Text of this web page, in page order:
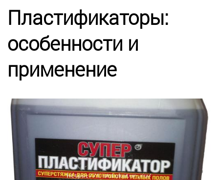
Этапы работ
Цены
Энциклопедия ремонта
Контакты
Пластификаторы:
особенности и
применение